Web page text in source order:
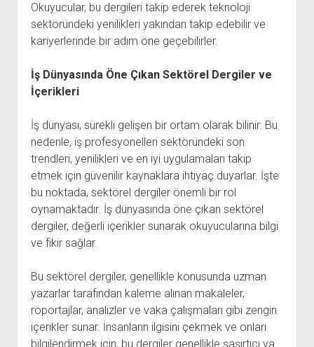
Okuyucular, bu dergileri takip ederek teknoloji
sektöründeki yenilikleri yakından takip edebilir ve
kariyerlerinde bir adım öne geçebilirler.
İş Dünyasında Öne Çıkan Sektörel Dergiler ve
İçerikleri
İş dünyası, sürekli gelişen bir ortam olarak bilinir. Bu
nedenle, iş profesyonelleri sektöründeki son
trendleri, yenilikleri ve en iyi uygulamaları takip
etmek için güvenilir kaynaklara ihtiyaç duyarlar. İşte
bu noktada, sektörel dergiler önemli bir rol
oynamaktadır. İş dünyasında öne çıkan sektörel
dergiler, değerli içerikler sunarak okuyucularına bilgi
ve fikir sağlar.
Bu sektörel dergiler, genellikle konusunda uzman
yazarlar tarafından kaleme alınan makaleler,
röportajlar, analizler ve vaka çalışmaları gibi zengin
içerikler sunar. İnsanların ilgisini çekmek ve onları
bilgilendirmek için, bu dergiler genellikle şaşırtıcı ya